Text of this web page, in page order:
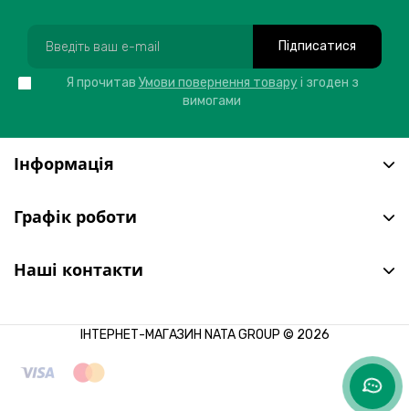
Підписатися
Я прочитав Умови повернення товару і згоден з
вимогами
Інформація
Графік роботи
Наші контакти
ІНТЕРНЕТ-МАГАЗИН NATA GROUP © 2026